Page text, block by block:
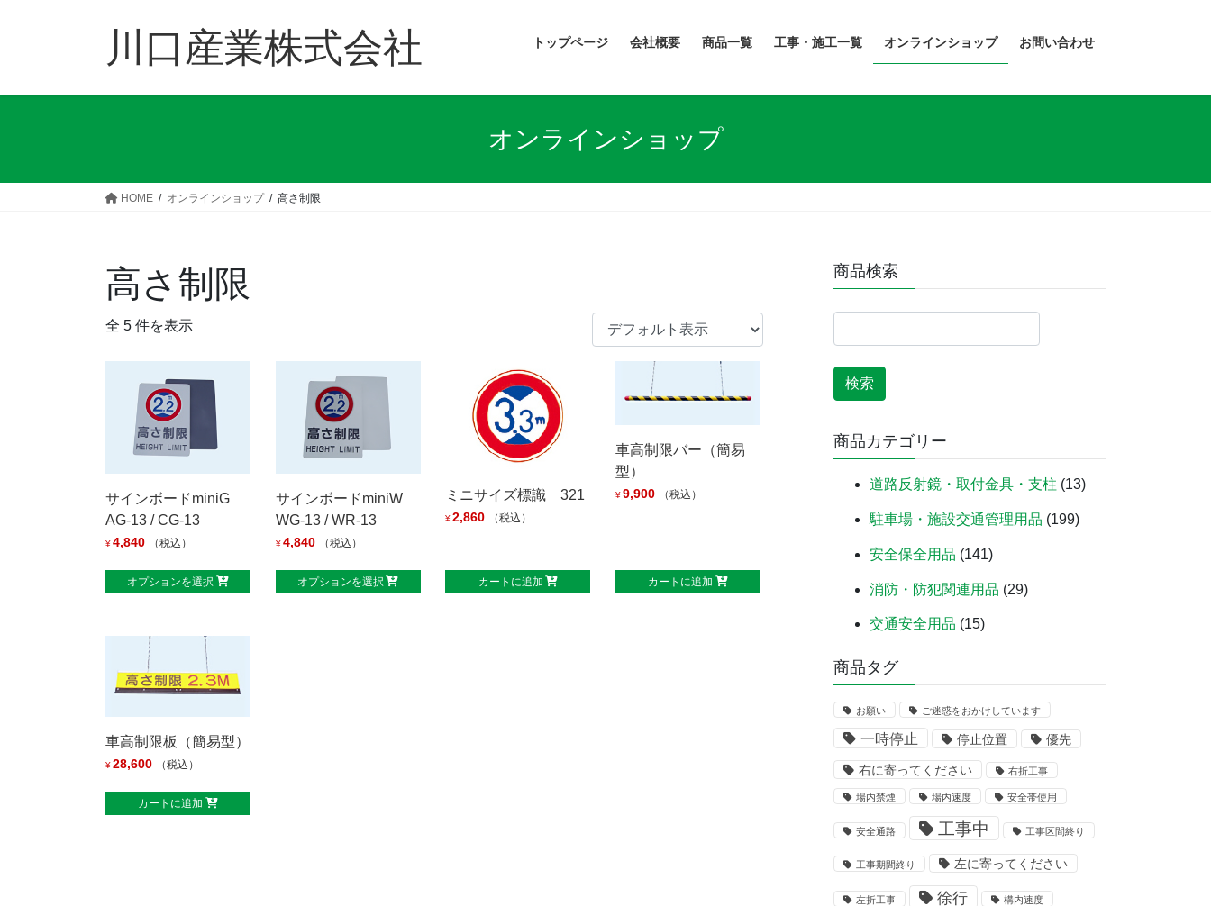
ツ
ッ
シ
移
川口産業株式会社 トップページ 会社概要 商品一覧 工事・施工一覧 オンラインショップ お問い合わせ
オンラインショップ
HOME オンラインショップ 高さ制限
高さ制限
全 5 件を表示
サインボードminiG
AG-13 / CG-13
¥4,840 （税込）
オプションを選択
サインボードminiW
WG-13 / WR-13
¥ 4,840 （税込）
オプションを選択
ミニサイズ標識 321
¥ 2,860 （税込）
カートに追加
車高制限バー（簡易
型）
¥9,900 （税込）
カートに追加
車高制限板（簡易型）
¥28,600 （税込）
カートに追加
商品検索
商品カテゴリー
道路反射鏡・取付金具・支柱 (13)
駐車場・施設交通管理用品 (199)
安全保全用品 (141)
消防・防犯関連用品 (29)
交通安全用品 (15)
商品タグ
お願い ご迷惑をおかけしています
一時停止 停止位置 優先
右に寄ってください 右折工事
場内禁煙 場内速度 安全帯使用
安全通路 工事中 工事区間終り
工事期間終り 左に寄ってください
左折工事 徐行 構内速度